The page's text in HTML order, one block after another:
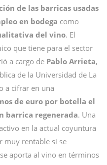
de las barricas usadas
en bodega como
del vino. El
que tiene para el sector
a cargo de Pablo Arrieta,
de la Universidad de La
a cifrar en una
de euro por botella el
barrica regenerada. Una
en la actual coyuntura
muy rentable si se
aporta al vino en términos